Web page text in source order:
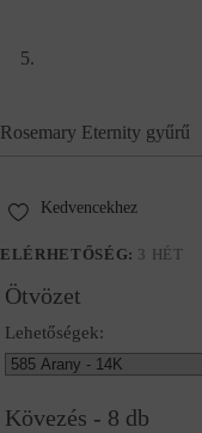
Rosemary Eternity gyűrű
ELÉRHETŐSÉG: 3 HÉT
Kedvencekhez
Ötvözet
Lehetőségek:
Kövezés - 8 db